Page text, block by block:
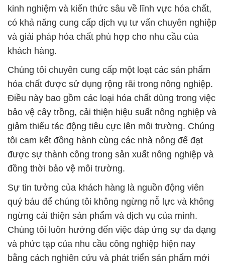
kinh nghiệm và kiến thức sâu về lĩnh vực hóa chất,
có khả năng cung cấp dịch vụ tư vấn chuyên nghiệp
và giải pháp hóa chất phù hợp cho nhu cầu của
khách hàng.
Chúng tôi chuyên cung cấp một loạt các sản phẩm
hóa chất được sử dụng rộng rãi trong nông nghiệp.
Điều này bao gồm các loại hóa chất dùng trong việc
bảo vệ cây trồng, cải thiện hiệu suất nông nghiệp và
giảm thiểu tác động tiêu cực lên môi trường. Chúng
tôi cam kết đồng hành cùng các nhà nông để đạt
được sự thành công trong sản xuất nông nghiệp và
đồng thời bảo vệ môi trường.
Sự tin tưởng của khách hàng là nguồn động viên
quý báu để chúng tôi không ngừng nỗ lực và không
ngừng cải thiện sản phẩm và dịch vụ của mình.
Chúng tôi luôn hướng đến việc đáp ứng sự đa dạng
và phức tạp của nhu cầu công nghiệp hiện nay
bằng cách nghiên cứu và phát triển sản phẩm mới